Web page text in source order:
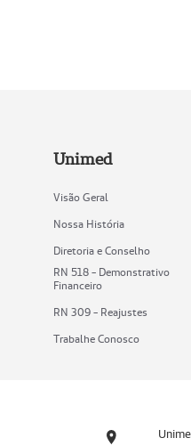
Unimed
Visão Geral
Nossa História
Diretoria e Conselho
RN 518 - Demonstrativo
Financeiro
RN 309 - Reajustes
Trabalhe Conosco